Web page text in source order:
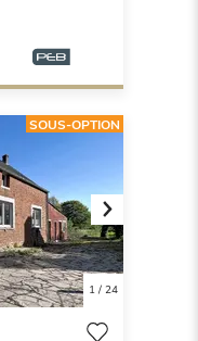
Next
1/ 24
SOUS-OPTION